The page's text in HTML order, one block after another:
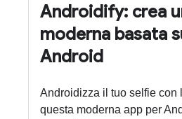
Androidify: crea
moderna basata
Android
Androidizza il tuo selfie con
questa moderna app per